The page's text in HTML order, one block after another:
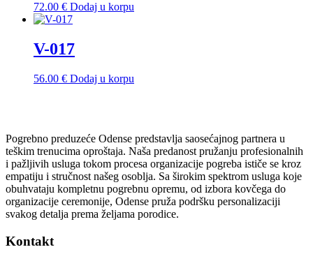
72.00 € Dodaj u korpu
V-017
56.00 € Dodaj u korpu
Pogrebno preduzeće Odense predstavlja saosećajnog partnera u
teškim trenucima oproštaja. Naša predanost pružanju profesionalnih
i pažljivih usluga tokom procesa organizacije pogreba ističe se kroz
empatiju i stručnost našeg osoblja. Sa širokim spektrom usluga koje
obuhvataju kompletnu pogrebnu opremu, od izbora kovčega do
organizacije ceremonije, Odense pruža podršku personalizaciji
svakog detalja prema željama porodice.
Kontakt